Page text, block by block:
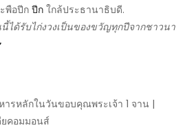
พือปีก ปีก ใกล้ประธานาธิบดี.
ด้รับไก่งวงเป็นของขวัญทุกปีจากชาวนา
ารหลักในวันขอบคุณพระเจ้า 1 จาน |
คอมมอนส์